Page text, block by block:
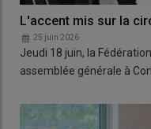
L'accent mis sur la
25 juin 2026
Jeudi 18 juin, la
assemblée générale à